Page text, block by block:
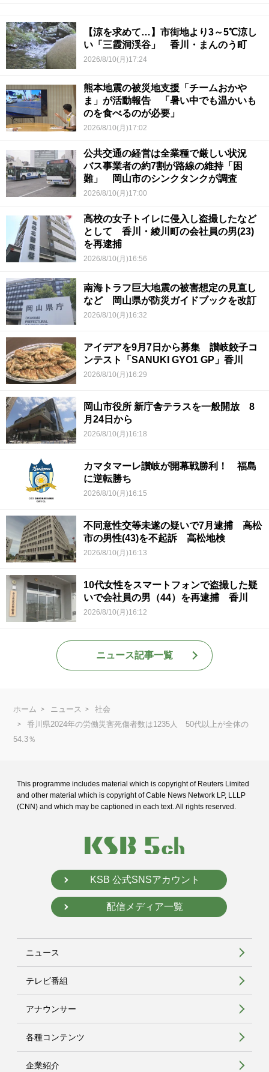
【涼を求めて…】市街地より3～5℃涼し
い「三霞洞渓谷」 香川・まんのう町
2026/8/10(月)17:24
熊本地震の被災地支援「チームおかや
ま」が活動報告 「暑い中でも温かいも
のを食べるのが必要」
2026/8/10(月)17:02
公共交通の経営は全業種で厳しい状況
バス事業者の約7割が路線の維持「困
難」 岡山市のシンクタンクが調査
2026/8/10(月)17:00
高校の女子トイレに侵入し盗撮したなど
として 香川・綾川町の会社員の男(23)
を再逮捕
2026/8/10(月)16:56
南海トラフ巨大地震の被害想定の見直し
など 岡山県が防災ガイドブックを改訂
2026/8/10(月)16:32
アイデアを9月7日から募集 讃岐餃子コ
ンテスト「SANUKI GYO1 GP」香川
2026/8/10(月)16:29
岡山市役所 新庁舎テラスを一般開放 8
月24日から
2026/8/10(月)16:18
カマタマーレ讃岐が開幕戦勝利！ 福島
に逆転勝ち
2026/8/10(月)16:15
不同意性交等未遂の疑いで7月逮捕 高松
市の男性(43)を不起訴 高松地検
2026/8/10(月)16:13
10代女性をスマートフォンで盗撮した疑
いで会社員の男（44）を再逮捕 香川
2026/8/10(月)16:12
ニュース記事一覧
ホーム ニュース
社会
香川県2024年の労働災害死傷者数は1235人 50代以上が全体の
54.3％
This programme includes material which is copyright of Reuters Limited
and other material which is copyright of Cable News Network LP, LLLP
(CNN) and which may be captioned in each text. All rights reserved.
KSB 公式SNSアカウント
配信メディア一覧
ニュース
テレビ番組
アナウンサー
各種コンテンツ
企業紹介